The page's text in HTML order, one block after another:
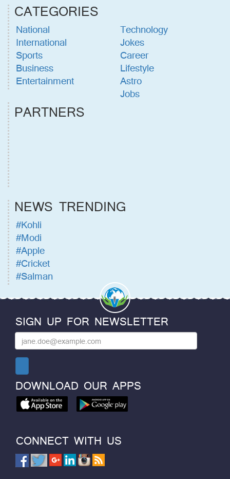
CATEGORIES
National
International
Sports
Business
Entertainment
Technology
Jokes
Career
Lifestyle
Astro
Jobs
PARTNERS
NEWS TRENDING
#Kohli
#Modi
#Apple
#Cricket
#Salman
SIGN UP FOR NEWSLETTER
DOWNLOAD OUR APPS
CONNECT WITH US